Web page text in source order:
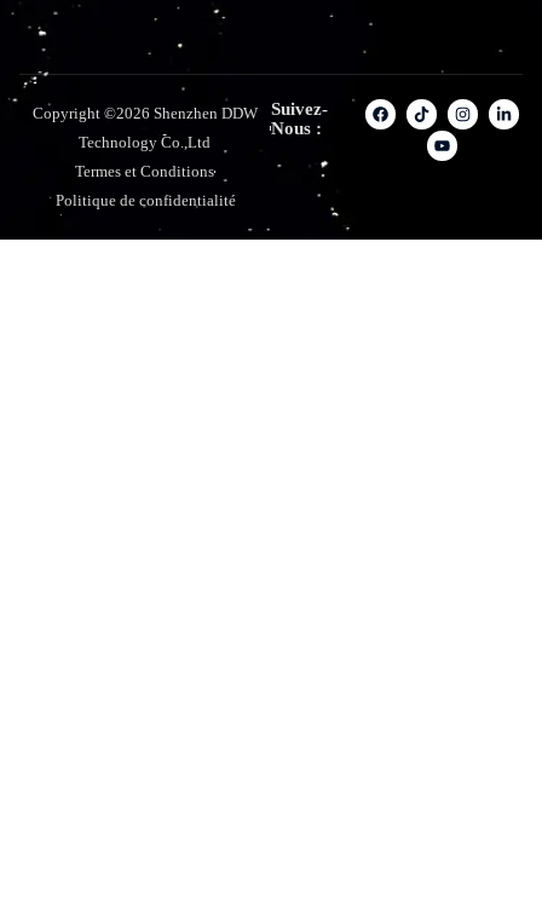
Copyright ©2026 Shenzhen DDW
Technology Co.,Ltd
Termes et Conditions
Politique de confidentialité
Suivez-
Nous :